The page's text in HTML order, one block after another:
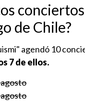
de Chile?
agendó 10
7 de ellos.